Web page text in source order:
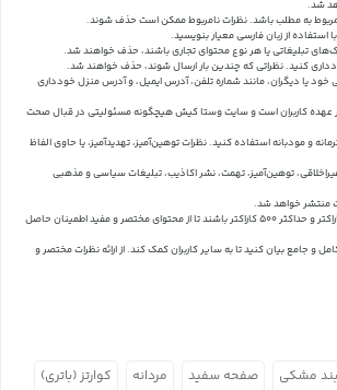
شد.
مربوط به مطلب باشد. نظرات نامربوط ممکن است حذف شوند.
استفاده از زبان فارسی معیار بنویسید.
تبلیغاتی یا هر نوع محتوای تجاری باشند، حذف خواهند شد.
کنید. نظراتی که چندین بار ارسال شوند، حذف خواهند شد.
خود یا دیگران، مانند شماره تلفن، آدرس ایمیل، و آدرس منزل خودداری
عهده کاربران است و سایت وستا کیش هیچگونه مسئولیتی در قبال صحت
و مودبانه استفاده کنید. نظرات توهین‌آمیز، تهدیدآمیز، یا حاوی الفاظ
توهین‌آمیز، تهمت، نشر اکاذیب، تبلیغات سیاسی و مذهبی
منتشر خواهد شد.
نظرات باید حداقل شامل 50 کاراکتر و حداکثر 500 کاراکتر باشند تا از محتوای مختصر و مفید اطمینان حاصل
و جامع بیان کنید تا به سایر کاربران کمک کند.از ارائه نظرات مختصر و
بند مشکی صفحه سفید مردانه کوارتز (باتری)